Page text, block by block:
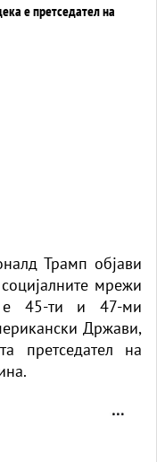
Трамп објави
мрежи
е 45-ти и 47-ми
Држави,
претседател на